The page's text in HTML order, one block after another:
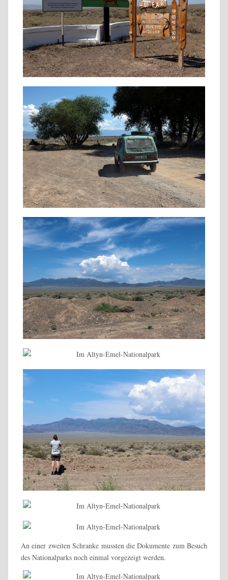
An einer zweiten Schranke mussten die Dokumente zum Besuch
des Nationalparks noch einmal vorgezeigt werden.